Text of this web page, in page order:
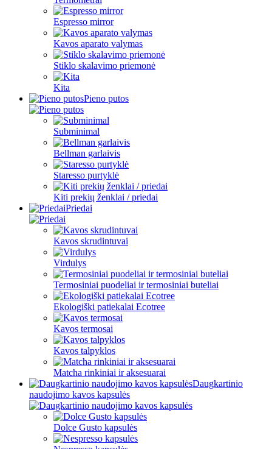
Espresso mirror
Kavos aparato valymas
Stiklo skalavimo priemonė
Kita
Pieno putos
Subminimal
Bellman garlaivis
Staresso purtyklė
Kiti prekių ženklai / priedai
Priedai
Kavos skrudintuvai
Virdulys
Termosiniai puodeliai ir termosiniai buteliai
Ekologiški patiekalai Ecotree
Kavos termosai
Kavos talpyklos
Matcha rinkiniai ir aksesuarai
Daugkartinio
naudojimo kavos kapsulės
Dolce Gusto kapsulės